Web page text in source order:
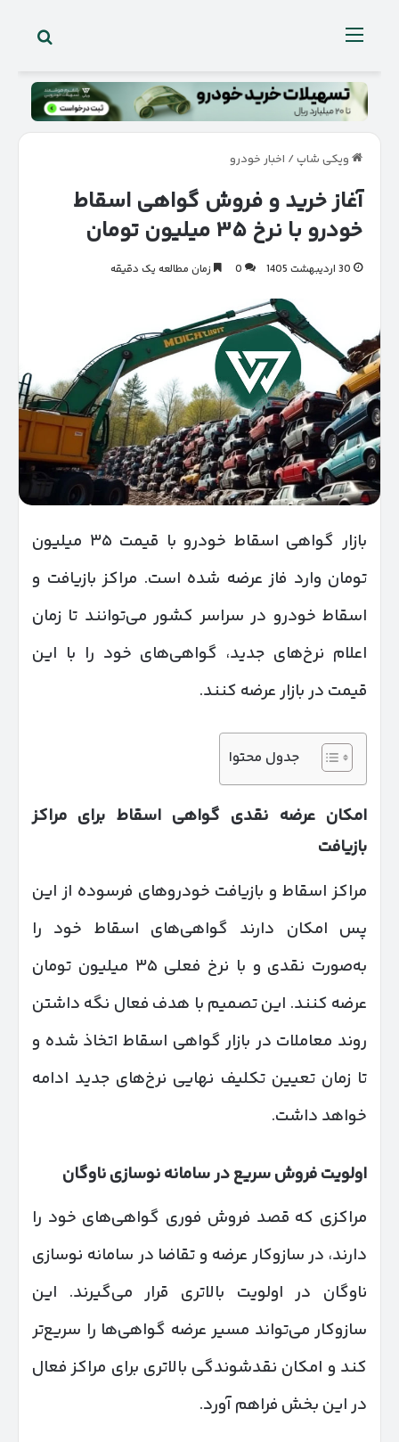
منو
ویکی شاپ/ اخبار خودرو
آغاز خرید و فروش گواهی اسقاط
خودرو با نرخ ۳۵ میلیون تومان
30 اردیبهشت 1405 0 زمان مطالعه یک دقیقه
بازار گواهی اسقاط خودرو با قیمت ۳۵ میلیون
تومان وارد فاز عرضه شده است. مراکز بازیافت و
اسقاط خودرو در سراسر کشور می‌توانند تا زمان
اعلام نرخ‌های جدید، گواهی‌های خود را با این
قیمت در بازار عرضه کنند.
جدول محتوا
امکان عرضه نقدی گواهی اسقاط برای مراکز
بازیافت
مراکز اسقاط و بازیافت خودروهای فرسوده از این
پس امکان دارند گواهی‌های اسقاط خود را
به‌صورت نقدی و با نرخ فعلی ۳۵ میلیون تومان
عرضه کنند. این تصمیم با هدف فعال نگه داشتن
روند معاملات در بازار گواهی اسقاط اتخاذ شده و
تا زمان تعیین تکلیف نهایی نرخ‌های جدید ادامه
خواهد داشت.
اولویت فروش سریع در سامانه نوسازی ناوگان
مراکزی که قصد فروش فوری گواهی‌های خود را
دارند، در سازوکار عرضه و تقاضا در سامانه نوسازی
ناوگان در اولویت بالاتری قرار می‌گیرند. این
سازوکار می‌تواند مسیر عرضه گواهی‌ها را سریع‌تر
کند و امکان نقدشوندگی بالاتری برای مراکز فعال
در این بخش فراهم آورد.